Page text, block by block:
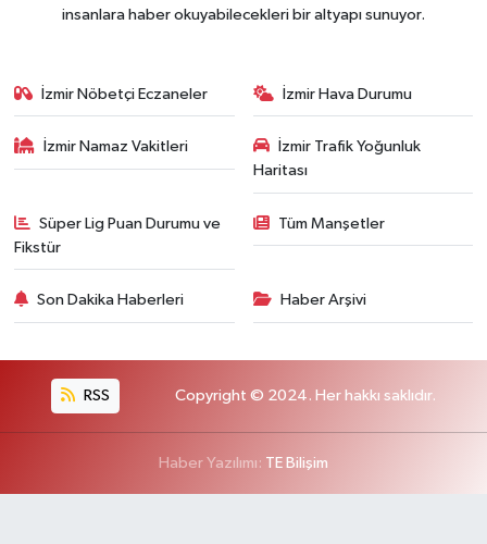
insanlara haber okuyabilecekleri bir altyapı sunuyor.
İzmir Nöbetçi Eczaneler İzmir Hava Durumu
İzmir Namaz Vakitleri
İzmir Trafik Yoğunluk
Haritası
Süper Lig Puan Durumu ve
Fikstür
Tüm Manşetler
Son Dakika Haberleri Haber Arşivi
RSS Copyright © 2024. Her hakkı saklıdır.
Haber Yazılımı: TE Bilişim